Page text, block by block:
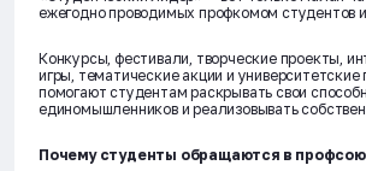
ежегодно проводимых профкомом студентов
Конкурсы, фестивали, творческие проекты,
игры, тематические акции и университетские
помогают студентам раскрывать свои
единомышленников и реализовывать
Почему студенты обращаются в